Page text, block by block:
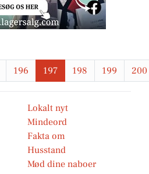
196 197 198 199 200
Lokalt nyt
Mindeord
Fakta om
Husstand
Mød dine naboer